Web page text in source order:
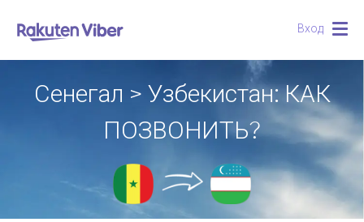
Вход
Сенегал > Узбекистан: КАК
ПОЗВОНИТЬ?